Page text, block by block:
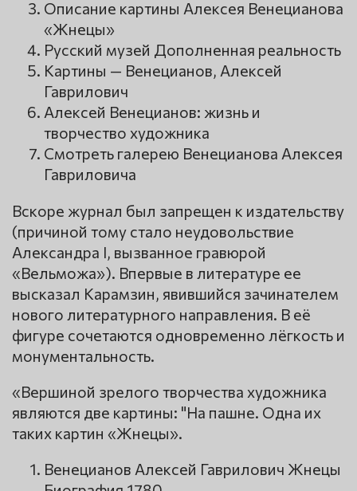
Описание картины Алексея Венецианова
«Жнецы»
Русский музей Дополненная реальность
Картины — Венецианов, Алексей
Гаврилович
Алексей Венецианов: жизнь и
творчество художника
Смотреть галерею Венецианова Алексея
Гавриловича
Вскоре журнал был запрещен к издательству
(причиной тому стало неудовольствие
Александра I, вызванное гравюрой
«Вельможа»). Впервые в литературе ее
высказал Карамзин, явившийся зачинателем
нового литературного направления. В её
фигуре сочетаются одновременно лёгкость и
монументальность.
«Вершиной зрелого творчества художника
являются две картины: "На пашне. Одна их
таких картин «Жнецы».
Венецианов Алексей Гаврилович Жнецы